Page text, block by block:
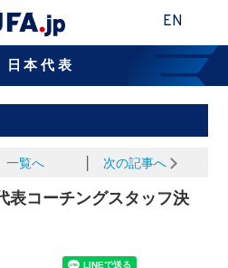
EN
日本代表
一覧へ 次の記事へ
表コーチングスタッフ決